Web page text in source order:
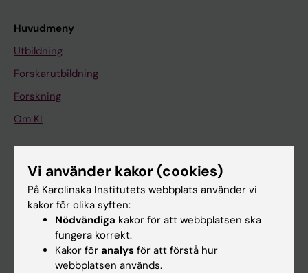
Huvudmeny
Utbildning
Forskarutbildning
Forskning
Om KI
På gång
Nyheter
Kalender
Student
Vi använder kakor (cookies)
På Karolinska Institutets webbplats använder vi
kakor för olika syften:
Nödvändiga kakor för att webbplatsen ska
fungera korrekt.
Kakor för analys för att förstå hur
webbplatsen används.